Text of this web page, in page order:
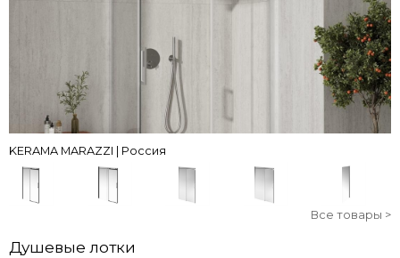
KERAMA MARAZZI | Россия
Все товары >
Душевые лотки